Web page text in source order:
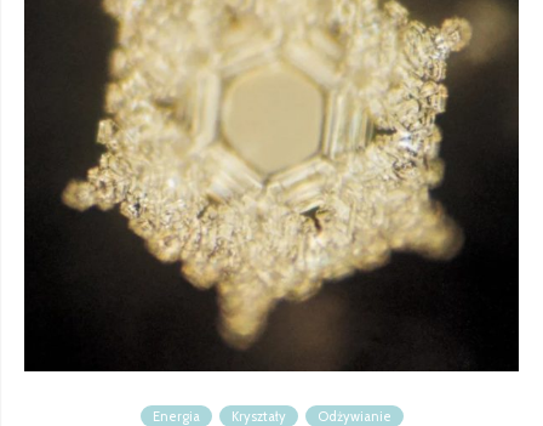
Energia Kryształy Odżywianie